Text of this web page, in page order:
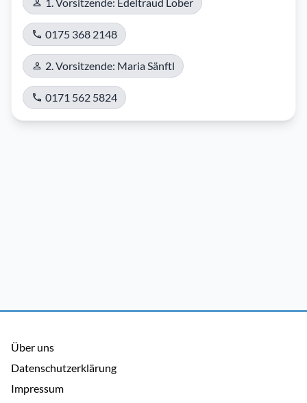
0175 368 2148
2. Vorsitzende: Maria Sänftl
0171 562 5824
Über uns
Datenschutzerklärung
Impressum